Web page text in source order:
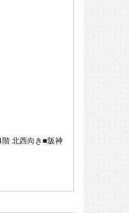
北西向き■阪神